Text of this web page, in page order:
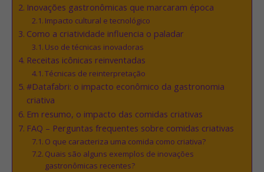
Inovações gastronômicas que marcaram época
Impacto cultural e tecnológico
Como a criatividade influencia o paladar
Uso de técnicas inovadoras
Receitas icônicas reinventadas
Técnicas de reinterpretação
#Datafabri: o impacto econômico da gastronomia
criativa
Em resumo, o impacto das comidas criativas
FAQ – Perguntas frequentes sobre comidas criativas
O que caracteriza uma comida como criativa?
Quais são alguns exemplos de inovações
gastronômicas recentes?